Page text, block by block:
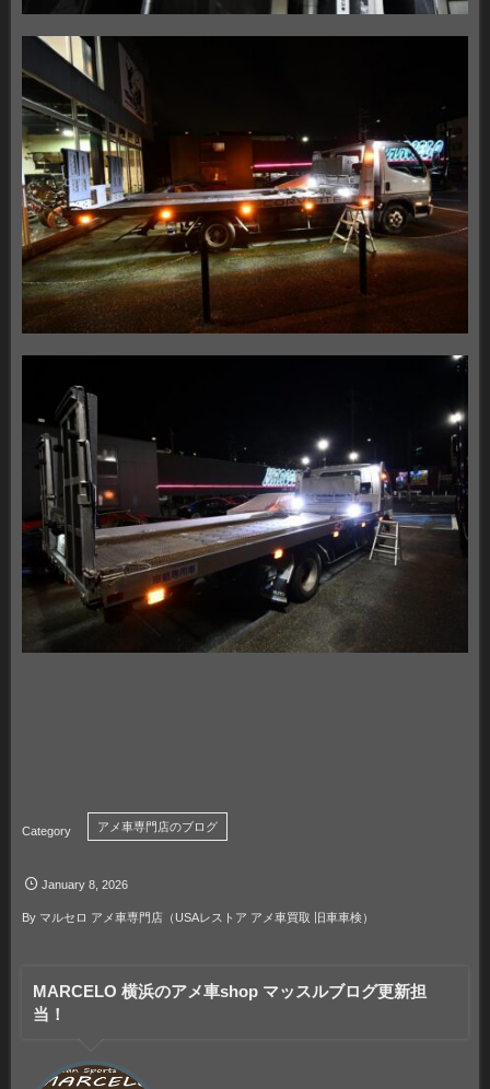
アメ車専門店のブログ
January 8 ,2026
By マルセロ アメ車専門店（USAレストア アメ車買取 旧車車検）
MARCELO 横浜のアメ車shop マッスルブログ更新担
当！